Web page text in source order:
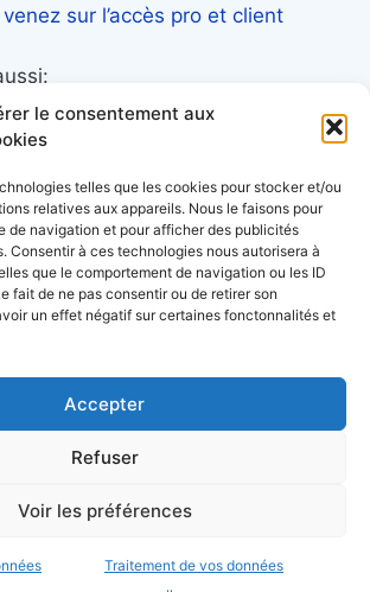
le consentement aux
telles que les cookies pour stocker et/ou
relatives aux appareils. Nous le faisons pour
de navigation et pour afficher des publicités
Consentir à ces technologies nous autorisera à
que le comportement de navigation ou les ID
fait de ne pas consentir ou de retirer son
un effet négatif sur certaines fonctonnalités et
Accepter
Refuser
Voir les préférences
Traitement de vos données
venez sur l’accès pro et client
le magazine du littoral et sa
Equipement outdoor pour
nautique
site d’annonces bateaux
byDepositphotos
personnelles
conditions générales
Envie de bons plans?
plaisanciers et d’actu?
C’est par ici